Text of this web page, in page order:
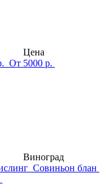
Цена
От 5000 р.
Виноград
Совиньон блан